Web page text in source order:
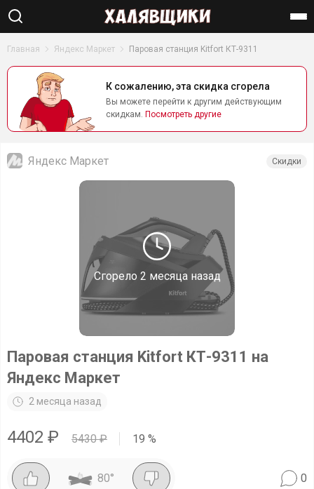
Главная Яндекс Маркет Паровая станция Kitfort КТ-9311
К сожалению, эта скидка сгорела
Вы можете перейти к другим действующим
скидкам. Посмотреть другие
Сгорело 2 месяца назад
Яндекс Маркет Скидки
Паровая станция Kitfort КТ-9311 на
Яндекс Маркет
2 месяца назад
4402 ₽ 5430₽ 19 %
80° 0